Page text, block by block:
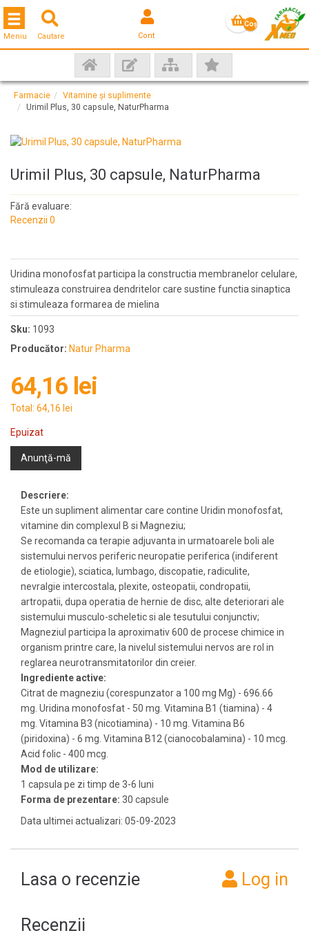
Cautare Cont
Coş
Toggle navigation
Meniu
Farmacie
Vitamine și suplimente
Urimil Plus, 30 capsule, NaturPharma
Urimil Plus, 30 capsule, NaturPharma
Fără evaluare:
Recenzii 0
Uridina monofosfat participa la constructia membranelor celulare,
stimuleaza construirea dendritelor care sustine functia sinaptica
si stimuleaza formarea de mielina
Sku: 1093
Producător: Natur Pharma
64,16 lei
Total: 64,16 lei
Epuizat
Anunţă-mă
Descriere:
Este un supliment alimentar care contine Uridin monofosfat,
vitamine din complexul B si Magneziu;
Se recomanda ca terapie adjuvanta in urmatoarele boli ale
sistemului nervos periferic neuropatie periferica (indiferent
de etiologie), sciatica, lumbago, discopatie, radiculite,
nevralgie intercostala, plexite, osteopatii, condropatii,
artropatii, dupa operatia de hernie de disc, alte deteriorari ale
sistemului musculo-scheletic si ale tesutului conjunctiv;
Magneziul participa la aproximativ 600 de procese chimice in
organism printre care, la nivelul sistemului nervos are rol in
reglarea neurotransmitatorilor din creier.
Ingrediente active:
Citrat de magneziu (corespunzator a 100 mg Mg) - 696.66
mg. Uridina monofosfat - 50 mg. Vitamina B1 (tiamina) - 4
mg. Vitamina B3 (nicotiamina) - 10 mg. Vitamina B6
(piridoxina) - 6 mg. Vitamina B12 (cianocobalamina) - 10 mcg.
Acid folic - 400 mcg.
Mod de utilizare:
1 capsula pe zi timp de 3-6 luni
Forma de prezentare: 30 capsule
Data ultimei actualizari: 05-09-2023
Lasa o recenzie Log in
Recenzii